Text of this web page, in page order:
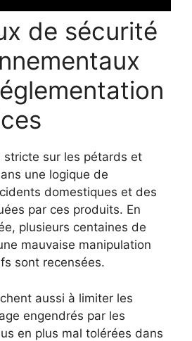
de sécurité
stricte sur les pétards et
une logique de
domestiques et des
par ces produits. En
plusieurs centaines de
mauvaise manipulation
sont recensées.
aussi à limiter les
engendrés par les
en plus mal tolérées dans